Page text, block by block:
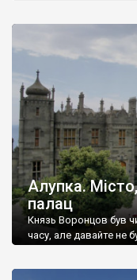
Алупка.
палац
Князь Воронцов був
часу, але давайте не